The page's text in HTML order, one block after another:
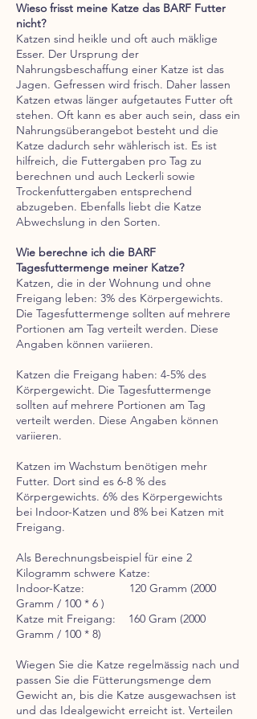
Wieso frisst meine Katze das BARF Futter
nicht?
Katzen sind heikle und oft auch mäklige
Esser. Der Ursprung der
Nahrungsbeschaffung einer Katze ist das
Jagen. Gefressen wird frisch. Daher lassen
Katzen etwas länger aufgetautes Futter oft
stehen. Oft kann es aber auch sein, dass ein
Nahrungsüberangebot besteht und die
Katze dadurch sehr wählerisch ist. Es ist
hilfreich, die Futtergaben pro Tag zu
berechnen und auch Leckerli sowie
Trockenfuttergaben entsprechend
abzugeben. Ebenfalls liebt die Katze
Abwechslung in den Sorten.
Wie berechne ich die BARF
Tagesfuttermenge meiner Katze?
Katzen, die in der Wohnung und ohne
Freigang leben: 3% des Körpergewichts.
Die Tagesfuttermenge sollten auf mehrere
Portionen am Tag verteilt werden. Diese
Angaben können variieren.
Katzen die Freigang haben: 4-5% des
Körpergewicht. Die Tagesfuttermenge
sollten auf mehrere Portionen am Tag
verteilt werden. Diese Angaben können
variieren.
Katzen im Wachstum benötigen mehr
Futter. Dort sind es 6-8 % des
Körpergewichts. 6% des Körpergewichts
bei Indoor-Katzen und 8% bei Katzen mit
Freigang.
Als Berechnungsbeispiel für eine 2
Kilogramm schwere Katze:
Indoor-Katze: 120 Gramm (2000
Gramm / 100 * 6 )
Katze mit Freigang: 160 Gram (2000
Gramm / 100 * 8)
Wiegen Sie die Katze regelmässig nach und
passen Sie die Fütterungsmenge dem
Gewicht an, bis die Katze ausgewachsen ist
und das Idealgewicht erreicht ist. Verteilen